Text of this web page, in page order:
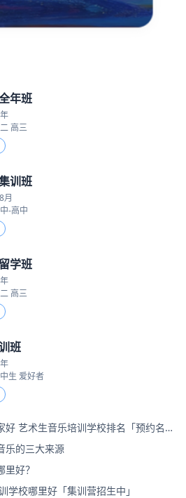
年班
高三
训班
月
-高中
学班
高三
班
生 爱好者
好 艺术生音乐培训学校排名「预约名
乐的三大来源
好？
学校哪里好「集训营招生中」